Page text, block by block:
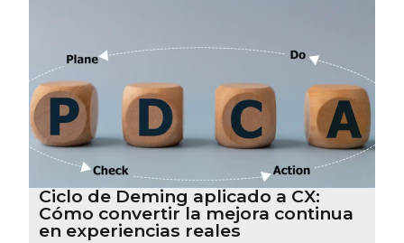
Ciclo de Deming aplicado a CX:
Cómo convertir la mejora continua
en experiencias reales